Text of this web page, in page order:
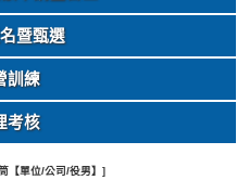
暨甄選
訓練
考核
【單位/公司/役男】 ]